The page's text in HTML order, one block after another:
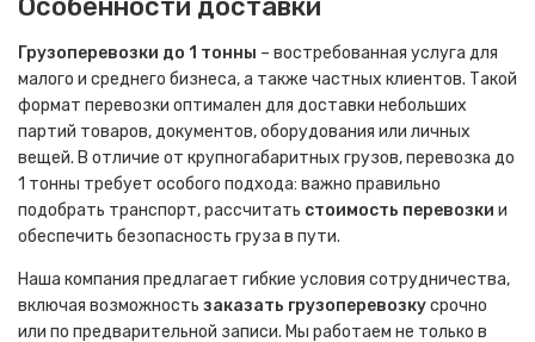
Особенности доставки
Грузоперевозки до 1 тонны – востребованная услуга для
малого и среднего бизнеса, а также частных клиентов. Такой
формат перевозки оптимален для доставки небольших
партий товаров, документов, оборудования или личных
вещей. В отличие от крупногабаритных грузов, перевозка до
1 тонны требует особого подхода: важно правильно
подобрать транспорт, рассчитать стоимость перевозки и
обеспечить безопасность груза в пути.
Наша компания предлагает гибкие условия сотрудничества,
включая возможность заказать грузоперевозкусрочно
или по предварительной записи. Мы работаем не только в